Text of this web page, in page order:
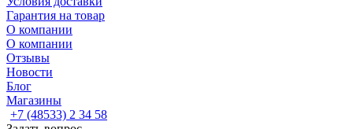
Гарантия на товар
О компании
О компании
Отзывы
Новости
Блог
Магазины
+7 (48533) 2 34 58